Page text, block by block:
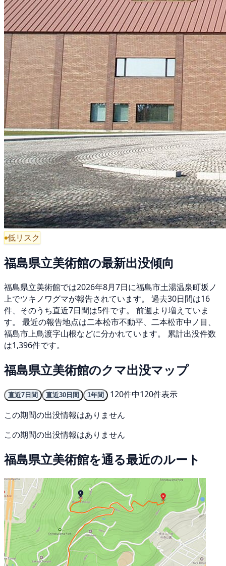
低リスク
福島県立美術館の最新出没傾向
福島県立美術館では2026年8月7日に福島市土湯温泉町坂ノ
上でツキノワグマが報告されています。 過去30日間は16
件、そのうち直近7日間は5件です。 前週より増えていま
す。 最近の報告地点は二本松市不動平、二本松市中ノ目、
福島市上鳥渡字山根などに分かれています。 累計出没件数
は1,396件です。
福島県立美術館のクマ出没マップ
直近7日間 直近30日間 1年間
120件中120件表示
この期間の出没情報はありません
この期間の出没情報はありません
福島県立美術館を通る最近のルート